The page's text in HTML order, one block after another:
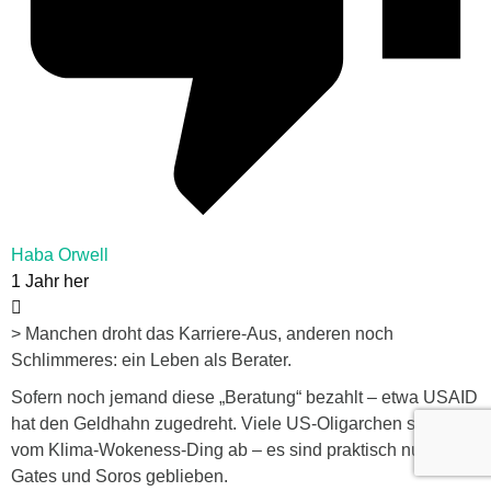
Haba Orwell
1 Jahr her
> Manchen droht das Karriere-Aus, anderen noch
Schlimmeres: ein Leben als Berater.
Sofern noch jemand diese „Beratung“ bezahlt – etwa USAID
hat den Geldhahn zugedreht. Viele US-Oligarchen springen
vom Klima-Wokeness-Ding ab – es sind praktisch nur noch
Gates und Soros geblieben.